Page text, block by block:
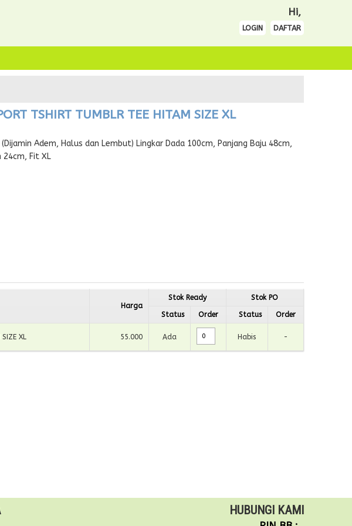
Hi,
LOGIN DAFTAR
TSHIRT TUMBLR TEE HITAM SIZE XL
Adem, Halus dan Lembut) Lingkar Dada 100cm, Panjang Baju 48cm,
24cm, Fit XL
Harga
Stok Ready Stok PO
Status Order Status Order
XL 55.000 Ada Habis -
HUBUNGI KAMI